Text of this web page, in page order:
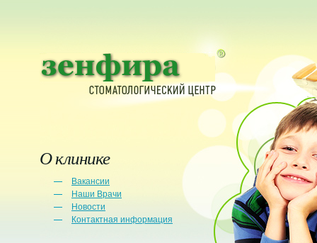
О клинике
Вакансии
Наши Врачи
Новости
Контактная информация